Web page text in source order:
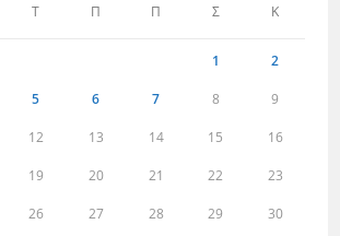
Τ Π Π Σ Κ
1 2
5 6 7 8 9
12 13 14 15 16
19 20 21 22 23
26 27 28 29 30